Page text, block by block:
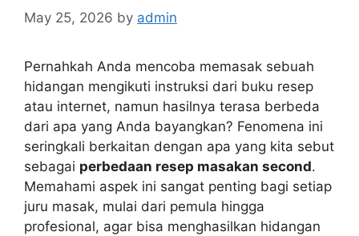
May 25, 2026 by admin
Pernahkah Anda mencoba memasak sebuah
hidangan mengikuti instruksi dari buku resep
atau internet, namun hasilnya terasa berbeda
dari apa yang Anda bayangkan? Fenomena ini
seringkali berkaitan dengan apa yang kita sebut
sebagai perbedaan resep masakan second.
Memahami aspek ini sangat penting bagi setiap
juru masak, mulai dari pemula hingga
profesional, agar bisa menghasilkan hidangan